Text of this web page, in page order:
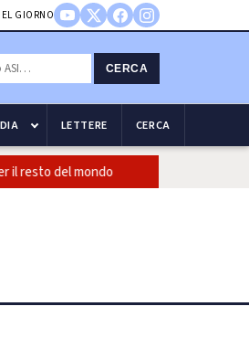
GIORNO
CERCA
LETTERE CERCA
del mondo